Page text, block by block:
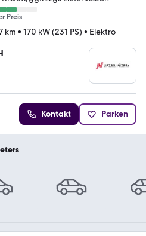
Preis
km • 170 kW (231 PS) • Elektro
Kontakt Parken